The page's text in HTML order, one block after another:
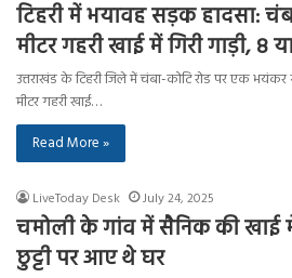
टिहरी में भयावह सड़क हादसा:
मीटर गहरी खाई में गिरी गाड़ी, 8
उत्तराखंड के टिहरी जिले में चंबा-कोटि रोड पर एक
मीटर गहरी खाई…
Read More »
LiveToday Desk July 24, 2025
चमोली के गांव में सैनिक की खाई
छुट्टी पर आए थे घर